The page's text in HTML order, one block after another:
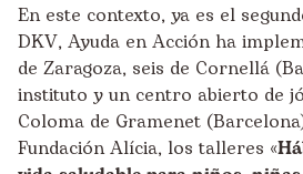
En este contexto, ya es el
DKV, Ayuda en Acción ha
de Zaragoza, seis de Cornellá
instituto y un centro abierto de
Coloma de Gramenet
Fundación Alícia, los talleres «